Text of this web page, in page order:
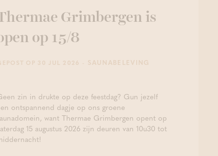
Grimbergen is
op 15/8
OP 30 JUL 2026 - SAUNABELEVING
zin in drukte op deze feestdag? Gun jezelf
ontspannend dagje op ons groene
want Thermae Grimbergen opent op
15 augustus 2026 zijn deuren van 10u30 tot